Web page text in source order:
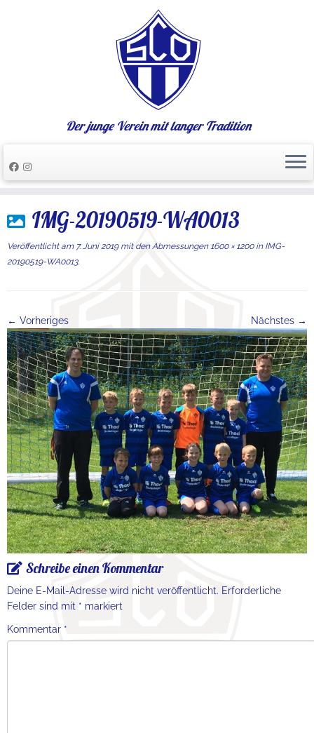
Inhalt
Der junge Verein mit langer Tradition
IMG-20190519-WA0013
Veröffentlicht am 7. Juni 2019mit den Abmessungen1600 × 1200inIMG-
20190519-WA0013.
← Vorheriges Nächstes →
Schreibe einen Kommentar
Deine E-Mail-Adresse wird nicht veröffentlicht. Erforderliche
Felder sind mit * markiert
Kommentar *